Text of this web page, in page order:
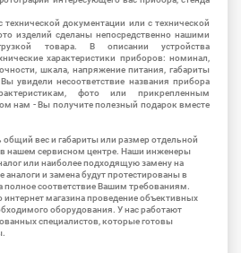
документации или с технической
изделий сделаны непосредственно нашими
товара. В описании устройства
характеристики приборов: номинал,
шкала, напряжение питания, габариты
увидели несоответствие названия прибора
фото или прикрепленным
нам - Вы получите полезный подарок вместе
вес и габариты или размер отдельной
нашем сервисном центре. Наши инженеры
или наиболее подходящую замену на
и замена будут протестированы в
полное соответствие Вашим требованиям.
магазина проведение объективных
оборудования. У нас работают
специалистов, которые готовы